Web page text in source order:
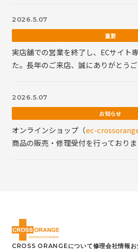
2026.5.07
重要
実店舗での営業を終了し、ECサイト
た。長年のご来店、誠にありがとうご
2026.5.07
お知らせ
オンラインショップ（ec-
商品の販売・修理受付を行っておりま
CROSS ORANGEについて修理会社情報